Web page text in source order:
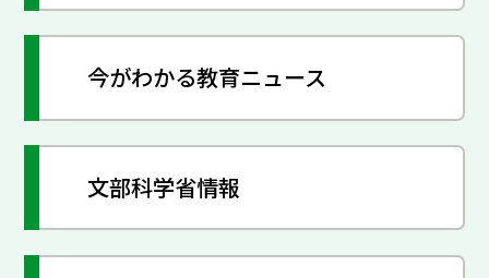
今がわかる教育ニュース
文部科学省情報